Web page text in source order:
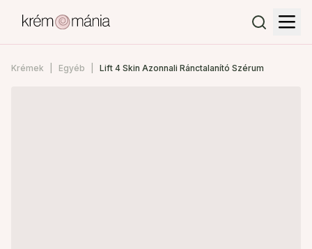
Krémek Egyéb Lift 4 Skin Azonnali Ránctalanító Szérum